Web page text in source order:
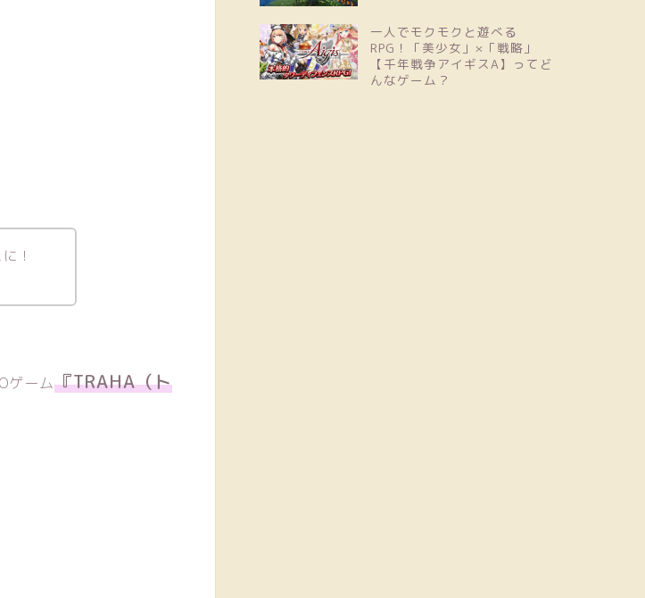
！
ゲーム『TRAHA（ト
一人でモクモクと遊べる
RPG！「美少女」×「戦略」
【千年戦争アイギスA】ってど
んなゲーム？